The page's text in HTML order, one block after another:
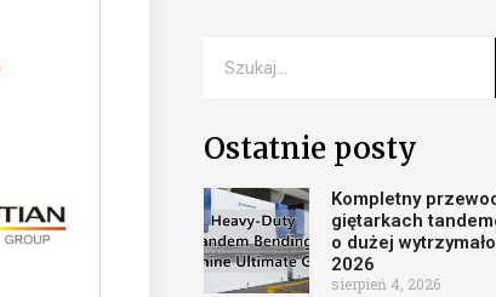
Ostatnie posty
Kompletny
giętarkach
o dużej
2026
sierpień 4, 2026